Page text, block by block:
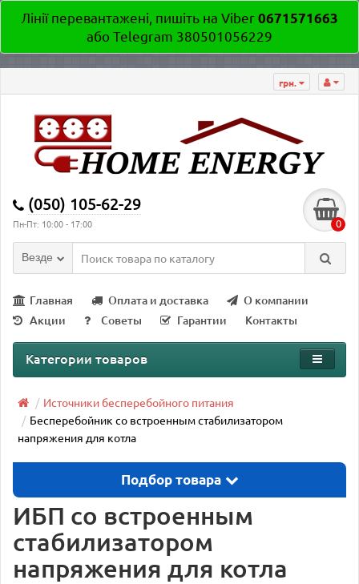
Лінії перевантажені, пишіть на Viber0671571663
або Telegram 380501056229
грн.
(050) 105-62-29
Пн-Пт: 10:00 - 17:00 0
Везде
Главная Оплата и доставка
О компании
Акции
Советы Гарантии Контакты
Категории товаров
Источники бесперебойного питания
Бесперебойник со встроенным стабилизатором
напряжения для котла
Подбор товара
ИБП со встроенным
стабилизатором
напряжения для котла